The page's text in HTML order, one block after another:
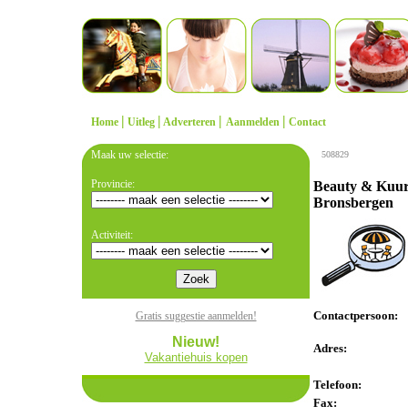
Home | Uitleg | Adverteren | Aanmelden | Contact
Maak uw selectie:
Provincie:
Activiteit:
Gratis suggestie aanmelden!
Nieuw!
Vakantiehuis kopen
508829
Beauty &
Bronsbergen
Contactpersoon:
Adres:
Telefoon:
Fax: